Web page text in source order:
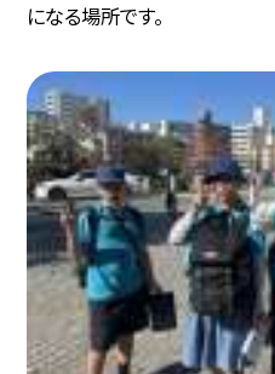
になる場所です。